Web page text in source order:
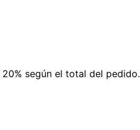
según el total del pedido.